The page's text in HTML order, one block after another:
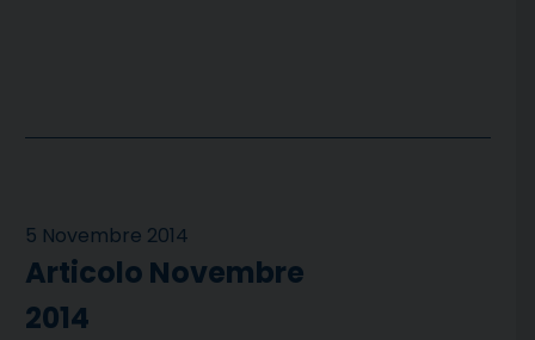
5 Novembre 2014
Articolo Novembre
2014